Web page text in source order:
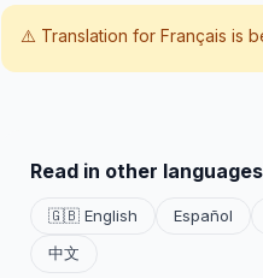
⚠️ Translation for Français is
Read in other
🇬🇧 English Español
中文